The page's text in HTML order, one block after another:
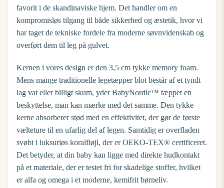
favorit i de skandinaviske hjem. Det handler om en
kompromisløs tilgang til både sikkerhed og æstetik, hvor vi
har taget de tekniske fordele fra moderne søvnvidenskab og
overført dem til leg på gulvet.
Kernen i vores design er den 3,5 cm tykke memory foam.
Mens mange traditionelle legetæpper blot består af et tyndt
lag vat eller billigt skum, yder BabyNordic™ tæppet en
beskyttelse, man kan mærke med det samme. Den tykke
kerne absorberer stød med en effektivitet, der gør de første
vælteture til en ufarlig del af legen. Samtidig er overfladen
svøbt i luksuriøs koralfløjl, der er OEKO-TEX® certificeret.
Det betyder, at din baby kan ligge med direkte hudkontakt
på et materiale, der er testet fri for skadelige stoffer, hvilket
er alfa og omega i et moderne, kemifrit børneliv.